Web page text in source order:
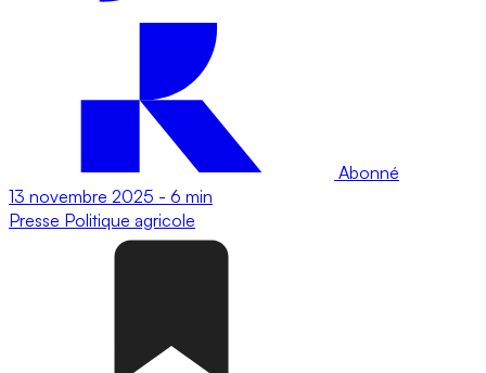
Abonné
13 novembre 2025 - 6 min
Presse Politique agricole